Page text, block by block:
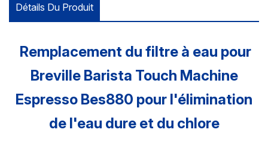
Détails Du Produit
Remplacement du filtre à eau pour
Breville Barista Touch Machine
Espresso Bes880 pour l'élimination
de l'eau dure et du chlore